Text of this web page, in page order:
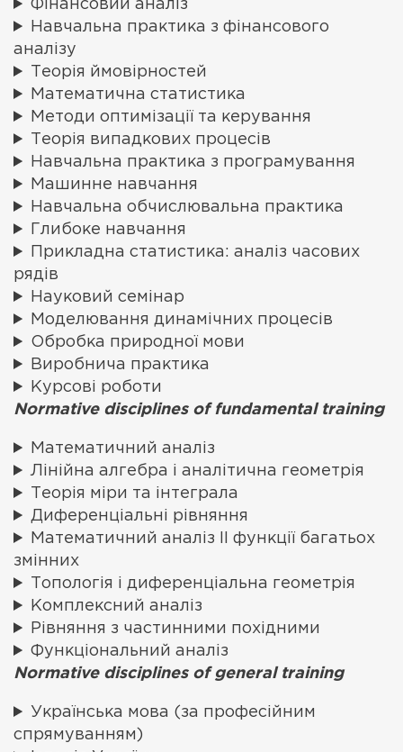
Фінансовий аналіз
Навчальна практика з фінансового
аналізу
Теорія ймовірностей
Математична статистика
Методи оптимізації та керування
Теорія випадкових процесів
Навчальна практика з програмування
Машинне навчання
Навчальна обчислювальна практика
Глибоке навчання
Прикладна статистика: аналіз часових
рядів
Науковий семінар
Моделювання динамічних процесів
Обробка природної мови
Виробнича практика
Курсові роботи
Normative disciplines of fundamental training
Математичний аналіз
Лінійна алгебра і аналітична геометрія
Теорія міри та інтеграла
Диференціальні рівняння
Математичний аналіз ІІ функції багатьох
змінних
Топологія і диференціальна геометрія
Комплексний аналіз
Рівняння з частинними похідними
Функціональний аналіз
Normative disciplines of general training
Українська мова (за професійним
спрямуванням)